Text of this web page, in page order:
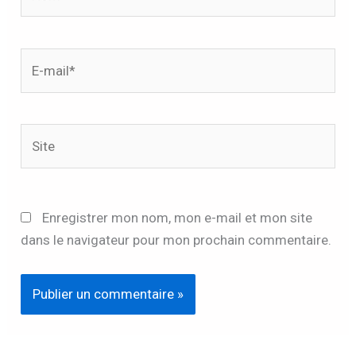
Enregistrer mon nom, mon e-mail et mon site
dans le navigateur pour mon prochain commentaire.